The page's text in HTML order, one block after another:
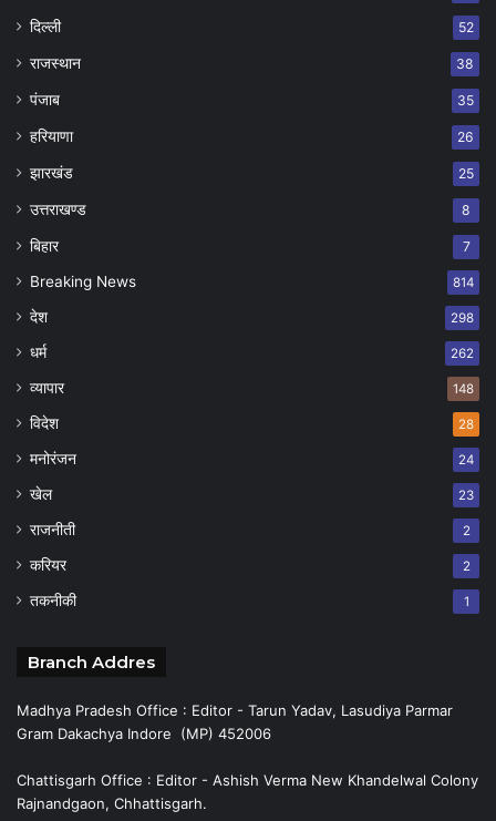
दिल्ली 52
राजस्थान 38
पंजाब 35
हरियाणा 26
झारखंड 25
उत्तराखण्ड 8
बिहार 7
Breaking News 814
देश 298
धर्म 262
व्यापार 148
विदेश 28
मनोरंजन 24
खेल 23
राजनीती 2
करियर 2
तकनीकी 1
Branch Addres
Madhya Pradesh Office : Editor - Tarun Yadav, Lasudiya Parmar
Gram Dakachya Indore (MP) 452006
Chattisgarh Office : Editor - Ashish Verma New Khandelwal Colony
Rajnandgaon, Chhattisgarh.